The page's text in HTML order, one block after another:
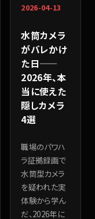
2026-04-13
水筒カメラ
がバレかけ
た日——
2026年、本
当に使えた
隠しカメラ
4選
職場のパワハ
ラ証拠録画で
水筒型カメラ
を疑われた実
体験から学ん
だ、2026年に